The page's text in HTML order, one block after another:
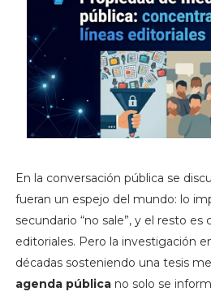
En la conversación pública se
fueran un espejo del mundo: lo
secundario “no sale”, y el resto
editoriales. Pero la investigación
décadas sosteniendo una tesis
agenda públicano solo se